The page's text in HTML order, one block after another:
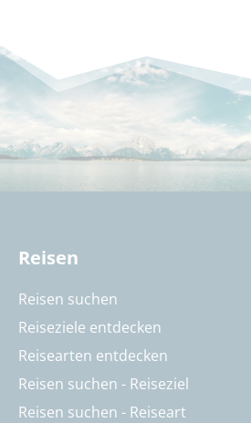
Reisen
Reisen suchen
Reiseziele entdecken
Reisearten entdecken
Reisen suchen - Reiseziel
Reisen suchen - Reiseart